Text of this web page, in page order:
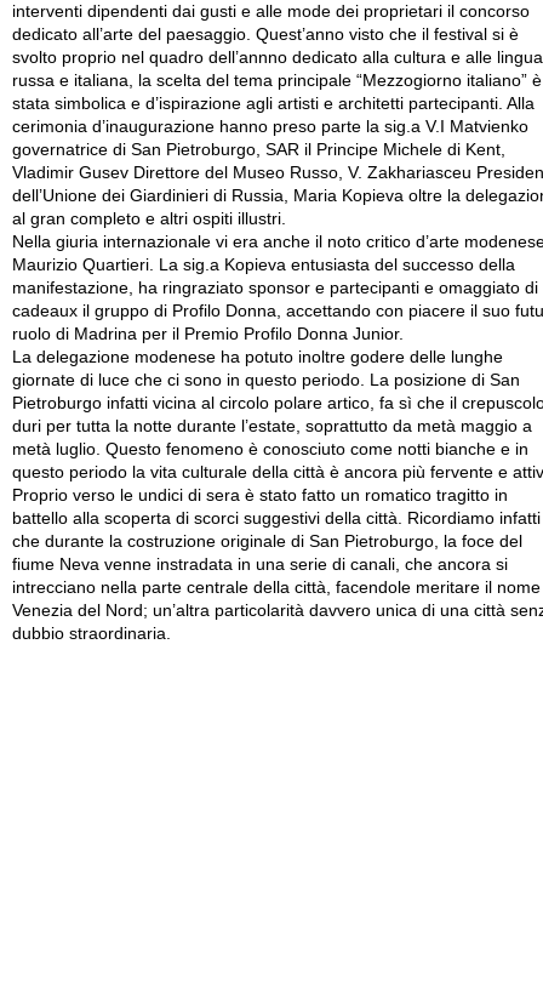
interventi dipendenti dai gusti e alle mode dei proprietari il concorso
dedicato all’arte del paesaggio. Quest’anno visto che il festival si è
svolto proprio nel quadro dell’annno dedicato alla cultura e alle lingua
russa e italiana, la scelta del tema principale “Mezzogiorno italiano” è
stata simbolica e d’ispirazione agli artisti e architetti partecipanti. Alla
cerimonia d’inaugurazione hanno preso parte la sig.a V.I Matvienko
governatrice di San Pietroburgo, SAR il Principe Michele di Kent,
Vladimir Gusev Direttore del Museo Russo, V. Zakhariasceu
dell’Unione dei Giardinieri di Russia, Maria Kopieva oltre la
al gran completo e altri ospiti illustri.
Nella giuria internazionale vi era anche il noto critico d’arte
Maurizio Quartieri. La sig.a Kopieva entusiasta del successo della
manifestazione, ha ringraziato sponsor e partecipanti e omaggiato di
cadeaux il gruppo di Profilo Donna, accettando con piacere il suo
ruolo di Madrina per il Premio Profilo Donna Junior.
La delegazione modenese ha potuto inoltre godere delle lunghe
giornate di luce che ci sono in questo periodo. La posizione di San
Pietroburgo infatti vicina al circolo polare artico, fa sì che il
duri per tutta la notte durante l’estate, soprattutto da metà maggio a
metà luglio. Questo fenomeno è conosciuto come notti bianche e in
questo periodo la vita culturale della città è ancora più fervente e
Proprio verso le undici di sera è stato fatto un romatico tragitto in
battello alla scoperta di scorci suggestivi della città. Ricordiamo infatti
che durante la costruzione originale di San Pietroburgo, la foce del
fiume Neva venne instradata in una serie di canali, che ancora si
intrecciano nella parte centrale della città, facendole meritare il
Venezia del Nord; un’altra particolarità davvero unica di una città
dubbio straordinaria.